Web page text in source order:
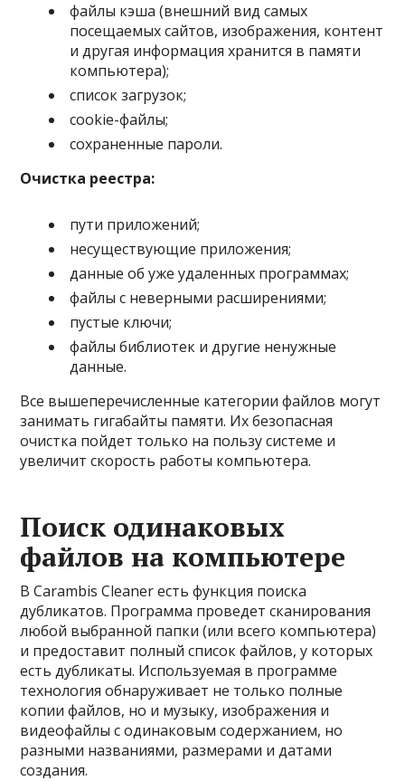
файлы кэша (внешний вид самых
посещаемых сайтов, изображения, контент
и другая информация хранится в памяти
компьютера);
список загрузок;
cookie-файлы;
сохраненные пароли.
Очистка реестра:
пути приложений;
несуществующие приложения;
данные об уже удаленных программах;
файлы с неверными расширениями;
пустые ключи;
файлы библиотек и другие ненужные
данные.
Все вышеперечисленные категории файлов могут
занимать гигабайты памяти. Их безопасная
очистка пойдет только на пользу системе и
увеличит скорость работы компьютера.
Поиск одинаковых
файлов на компьютере
В Carambis Cleaner есть функция поиска
дубликатов. Программа проведет сканирования
любой выбранной папки (или всего компьютера)
и предоставит полный список файлов, у которых
есть дубликаты. Используемая в программе
технология обнаруживает не только полные
копии файлов, но и музыку, изображения и
видеофайлы с одинаковым содержанием, но
разными названиями, размерами и датами
создания.